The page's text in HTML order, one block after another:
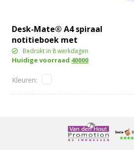
Desk-Mate® A4 spiraal
notitieboek met
bedrukte achterste
omslag
Bedrukt in 8 werkdagen
Huidige voorraad 40000